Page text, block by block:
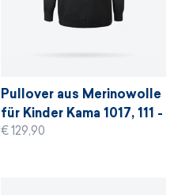
Pullover aus Merinowolle
für Kinder Kama 1017, 111 -
graphit
€ 129,90